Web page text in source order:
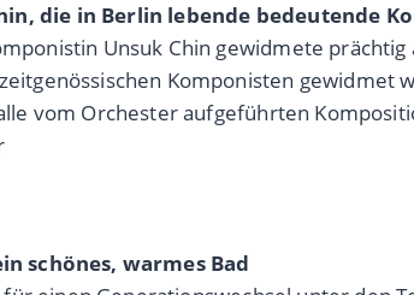
die in Berlin lebende bedeutende
Unsuk Chin gewidmete
Komponisten
vom Orchester aufgeführten
schönes, warmes Bad